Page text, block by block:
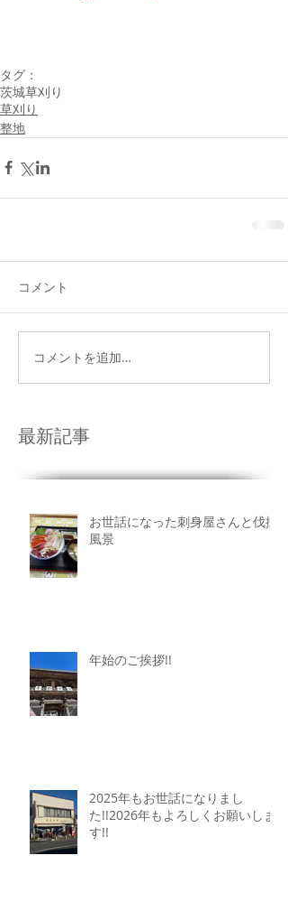
最新記事
タグ：
茨城草刈り
草刈り
整地
コメント
コメントを追加…
お世話になった刺身屋さんと伐採
風景
年始のご挨拶!!
2025年もお世話になりまし
た!!2026年もよろしくお願いしま
す!!